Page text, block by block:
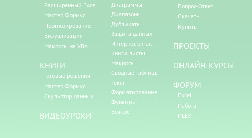
Расширенный Excel
Мастер Формул
Прогнозирование
Визуализация
Макросы на VBA
КНИГИ
Готовые решения
Мастер Формул
Скульптор данных
ВИДЕОУРОКИ
Диаграммы
Диапазоны
Дубликаты
Защита данных
Интернет, email
Книги, листы
Макросы
Сводные таблицы
Текст
Форматирование
Функции
Всякое
Вопрос-Ответ
Скачать
Купить
ПРОЕКТЫ
ОНЛАЙН-КУРСЫ
ФОРУМ
Excel
Работа
PLEX